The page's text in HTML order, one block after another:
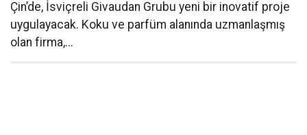
Çin’de, İsviçreli Givaudan Grubu yeni bir inovatif proje
uygulayacak. Koku ve parfüm alanında uzmanlaşmış
olan firma,...